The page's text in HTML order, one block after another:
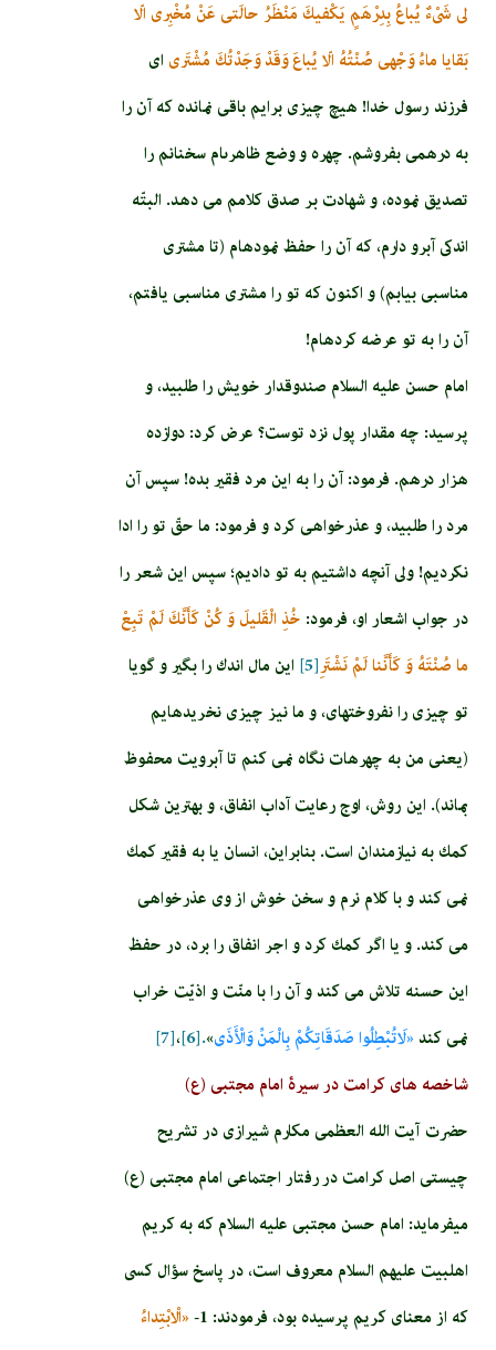
لى‏ شَىْ‏ءٌ يُباعُ بِدِرْهَمٍ‏ يَكْفيكَ مَنْظَرُ حالَتى‏ عَنْ مُخْبِرى‏ الّا
بَقايا ماءُ وَجْهى‏ صُنْتُهُ‏ الّا يُباعَ وَقَدْ وَجَدْتُكَ مُشْتَرى‏ اى
فرزند رسول خدا! هيچ چيزى برايم باقى نمانده كه آن را
به درهمى بفروشم. چهره و وضع ظاهرى‏ام سخنانم را
تصديق نموده، و شهادت بر صدق كلامم مى ‏دهد. البتّه
اندكى آبرو دارم، كه آن را حفظ نموده‏ام (تا مشترى
مناسبى بيابم) و اكنون كه تو را مشترى مناسبى يافتم،
آن را به تو عرضه كرده‏ام!
امام حسن عليه السلام صندوق­دار خويش را طلبيد، و
پرسيد: چه مقدار پول نزد توست؟ عرض كرد: دوازده
هزار درهم. فرمود: آن را به اين مرد فقير بده! سپس آن
مرد را طلبيد، و عذرخواهى كرد و فرمود: ما حقّ تو را ادا
نكرديم! ولى آنچه داشتيم به تو داديم؛ سپس اين شعر را
در جواب اشعار او، فرمود: خُذِ الْقَليلَ وَ كُنْ كَأَنَّكَ لَمْ تَبِعْ‏
ما صُنْتَهُ وَ كَأَنَّنا لَمْ نَشْتَرِ[5]
اين مال اندك را بگير و گويا
تو چيزى را نفروخته‏اى، و ما نيز چيزى نخريده‏ايم
(يعنى من به چهره‏ات نگاه نمى‏ كنم تا آبرويت محفوظ
بماند). اين روش، اوج رعايت آداب انفاق، و بهترين شكل
كمك به نيازمندان است. بنابراين، انسان يا به فقير كمك
نمى‏ كند و با كلام نرم و سخن خوش از وى عذرخواهى
مى ‏كند. و يا اگر كمك كرد و اجر انفاق را برد، در حفظ
اين حسنه تلاش مى ‏كند و آن را با منّت و اذيّت خراب
نمى‏ كند «لَاتُبْطِلُوا صَدَقَاتِكُمْ بِالْمَنِّ وَالْأَذَى»
.[6] ،[7]
شاخصه های کرامت در سیرۀ امام مجتبی (ع)
حضرت آیت الله العظمی مکارم شیرازی در تشریح
چیستی اصل کرامت در رفتار اجتماعی امام مجتبی (ع)
می­فرماید: امام‏ حسن‏ مجتبى عليه السلام كه به كريم
اهل‏بيت عليهم السلام معروف است، در پاسخ سؤال كسى
كه از معناى كريم پرسيده بود، فرمودند: 1-
«الْابْتِداءُ